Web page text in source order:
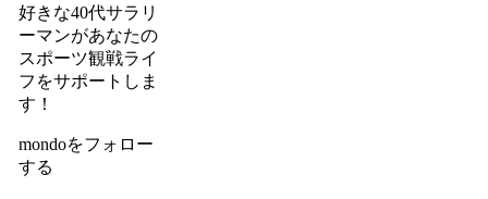
好きな40代サラリ
ーマンがあなたの
スポーツ観戦ライ
フをサポートしま
す！
mondoをフォロー
する